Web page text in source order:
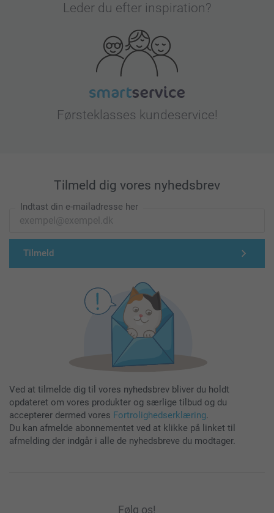
Leder du efter inspiration?
Førsteklasses kundeservice!
Tilmeld dig vores nyhedsbrev
Indtast din e-mailadresse her
Tilmeld
Ved at tilmelde dig til vores nyhedsbrev bliver du holdt
opdateret om vores produkter og særlige tilbud og du
accepterer dermed vores Fortrolighedserklæring.
Du kan afmelde abonnementet ved at klikke på linket til
afmelding der indgår i alle de nyhedsbreve du modtager.
Følg os!